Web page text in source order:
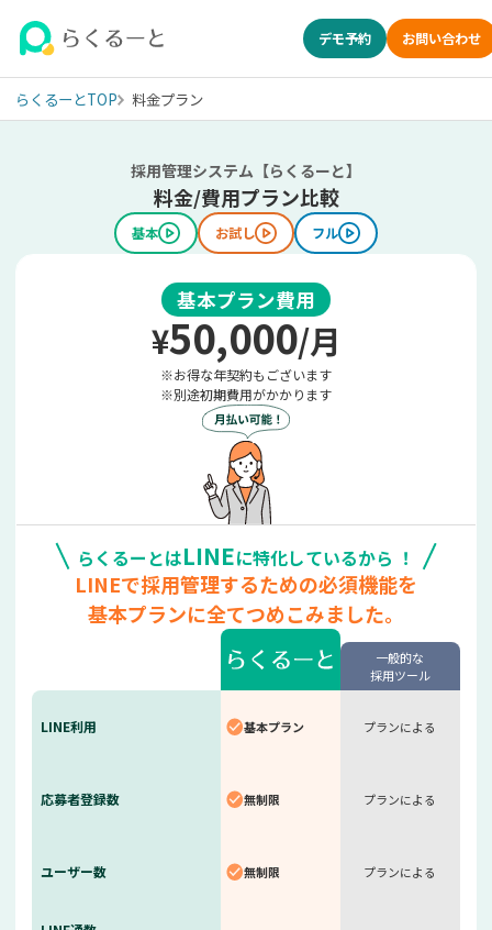
デモ予約 お問い合わせ
らくるーとTOP
料金プラン
採用管理システム【らくるーと】
料金/費用プラン比較
基本 お試し フル
基本プラン費用
¥50,000/月
※お得な年契約もございます
※別途初期費用がかかります
らくるーとはLINEに特化しているから ！
LINEで採用管理するための必須機能を
基本プランに全てつめこみました。
一般的な
採用ツール
LINE利用
応募者登録数
ユーザー数
基本プラン
無制限
無制限
プランによる
プランによる
プランによる